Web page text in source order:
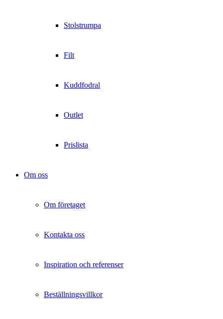
Stolstrumpa
Filt
Kuddfodral
Outlet
Prislista
Om oss
Om företaget
Kontakta oss
Inspiration och referenser
Beställningsvillkor